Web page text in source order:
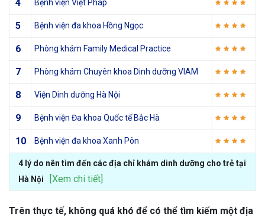
4 Bệnh viện Việt Pháp
5 Bệnh viện đa khoa Hồng Ngọc
6 Phòng khám Family Medical Practice
7 Phòng khám Chuyên khoa Dinh dưỡng VIAM
8 Viện Dinh dưỡng Hà Nội
9 Bệnh viện Đa khoa Quốc tế Bắc Hà
10 Bệnh viện đa khoa Xanh Pôn
4 lý do nên tìm đến các địa chỉ khám dinh dưỡng cho trẻ tại
Hà Nội
[Xem chi tiết]
Trên thực tế, không quá khó để có thể tìm kiếm một địa